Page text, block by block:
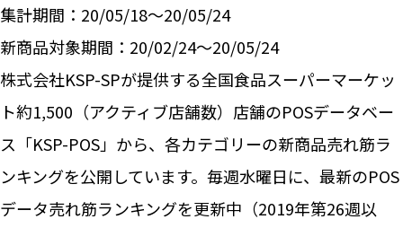
集計期間：20/05/18～20/05/24
新商品対象期間：20/02/24～20/05/24
株式会社KSP-SPが提供する全国食品スーパーマーケッ
ト約1,500（アクティブ店舗数）店舗のPOSデータベー
ス「KSP-POS」から、各カテゴリーの新商品売れ筋ラ
ンキングを公開しています。毎週水曜日に、最新のPOS
データ売れ筋ランキングを更新中（2019年第26週以